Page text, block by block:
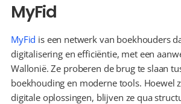
MyFid
MyFid is een netwerk van boekhouders
digitalisering en efficiëntie, met een
Wallonië. Ze proberen de brug te slaan
boekhouding en moderne tools. Hoewel
digitale oplossingen, blijven ze qua